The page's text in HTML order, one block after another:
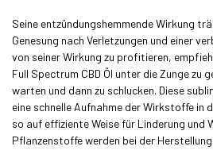
Seine entzündungshemmende Wirkung
Genesung nach Verletzungen und einer
von seiner Wirkung zu profitieren,
Full Spectrum CBD Öl unter die Zunge zu
warten und dann zu schlucken. Diese
eine schnelle Aufnahme der Wirkstoffe in
so auf effiziente Weise für Linderung und
Pflanzenstoffe werden bei der